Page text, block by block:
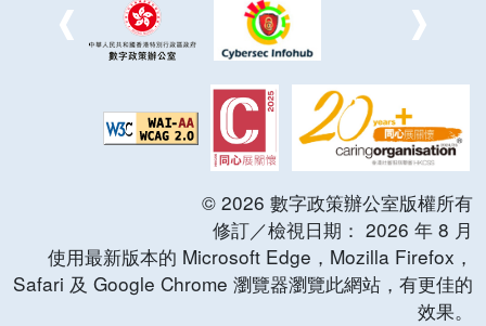
© 2026 數字政策辦公室版權所有
修訂／檢視日期： 2026 年 8 月
使用最新版本的 Microsoft Edge，Mozilla Firefox，
Safari 及 Google Chrome 瀏覽器瀏覽此網站，有更佳的
效果。